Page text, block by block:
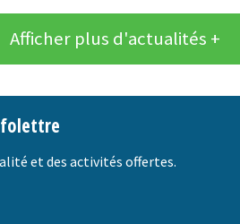
Afficher plus d'actualités +
et des activités offertes.